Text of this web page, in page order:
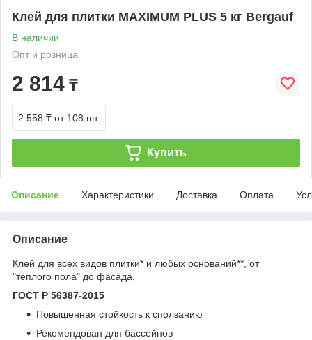
Клей для плитки MAXIMUM PLUS 5 кг Bergauf
В наличии
Опт и розница
2 814 ₸
2 558 ₸ от 108 шт.
Купить
Описание Характеристики Доставка Оплата
Описание
Клей для всех видов плитки* и любых оснований**, от
"теплого пола" до фасада,
ГОСТ Р 56387-2015
Повышенная стойкость к сползанию
Рекомендован для бассейнов